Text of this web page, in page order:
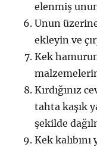
elenmiş
Unun
ekleyin ve
Kek
Kırdığınız
tahta kaşık
şekilde
Kek